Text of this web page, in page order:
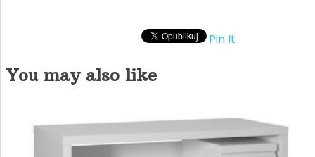
Pin It
You may also like